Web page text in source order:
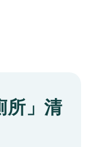
」清